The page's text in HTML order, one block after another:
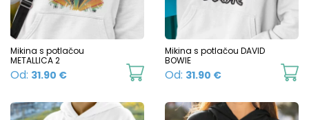
chosen
on
product
Mikina s potlačou
METALLICA 2
Od: 31.90 €
This
has
Mikina s potlačou DAVID
BOWIE
Od: 31.90 €